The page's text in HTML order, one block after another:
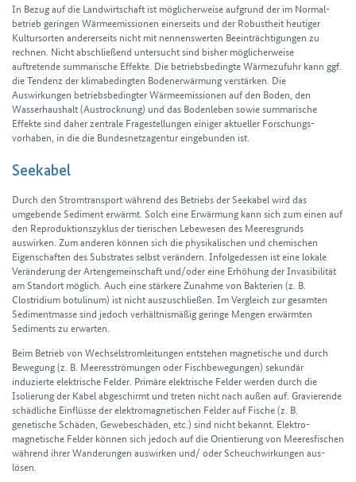
In Bezug auf die Land­wirt­schaft ist möglicher­weise aufgrund der im Normal­
betrieb geringen Wärme­emissionen einerseits und der Robust­heit heutiger
Kultur­sorten anderer­seits nicht mit nennens­werten Beein­trächtigungen zu
rechnen. Nicht abschließend untersucht sind bisher möglicher­weise
auftretende summarische Effekte. Die betriebs­bedingte Wärme­zufuhr kann ggf.
die Tendenz der klima­bedingten Boden­erwärmung verstärken. Die
Auswirkungen betriebs­bedingter Wärme­emissionen auf den Boden, den
Wasserhaushalt (Aus­trocknung) und das Boden­leben sowie summarische
Effekte sind daher zentrale Frage­stellungen einiger aktueller Forschungs­
vorhaben, in die die Bundes­netz­agentur eingebunden ist.
Seekabel
Durch den Strom­transport während des Betriebs der Seekabel wird das
umgebende Sediment erwärmt. Solch eine Erwärmung kann sich zum einen auf
den Reproduktions­zyklus der tierischen Lebe­wesen des Meeres­grunds
auswirken. Zum anderen können sich die physikalischen und chemischen
Eigenschaften des Substrates selbst verändern. Infolge­dessen ist eine lokale
Veränderung der Arten­gemeinschaft und/oder eine Erhöhung der Invasibilität
am Standort möglich. Auch eine stärkere Zunahme von Bakterien (z. B.
Clostridium botulinum) ist nicht aus­zu­schließen. Im Vergleich zur gesamten
Sediment­masse sind jedoch verhältnis­mäßig geringe Mengen erwärmten
Sediments zu erwarten.
Beim Betrieb von Wechselstrom­leitungen entstehen magnetische und durch
Bewegung (z. B. Meeres­strömungen oder Fisch­bewegungen) sekundär
induzierte elektrische Felder. Primäre elektrische Felder werden durch die
Isolierung der Kabel abgeschirmt und treten nicht nach außen auf. Gravierende
schädliche Einflüsse der elektro­magnetischen Felder auf Fische (z. B.
genetische Schäden, Gewebe­schäden, etc.) sind nicht bekannt. Elektro­
magnetische Felder können sich jedoch auf die Orientierung von Meeres­fischen
während ihrer Wanderungen auswirken und/ oder Scheuch­wirkungen aus­
lösen.